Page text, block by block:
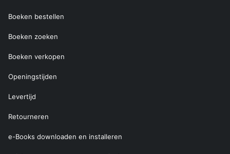
Boeken bestellen
Boeken zoeken
Boeken verkopen
Openingstijden
Levertijd
Retourneren
e-Books downloaden en installeren